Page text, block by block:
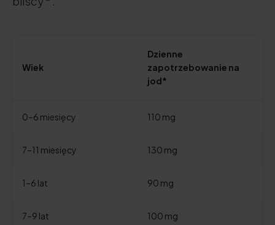
Wiek
Dzienne
zapotrzebowanie na
jod*
0–6 miesięcy 110 mg
7–11 miesięcy 130 mg
1–6 lat 90 mg
7–9 lat 100 mg